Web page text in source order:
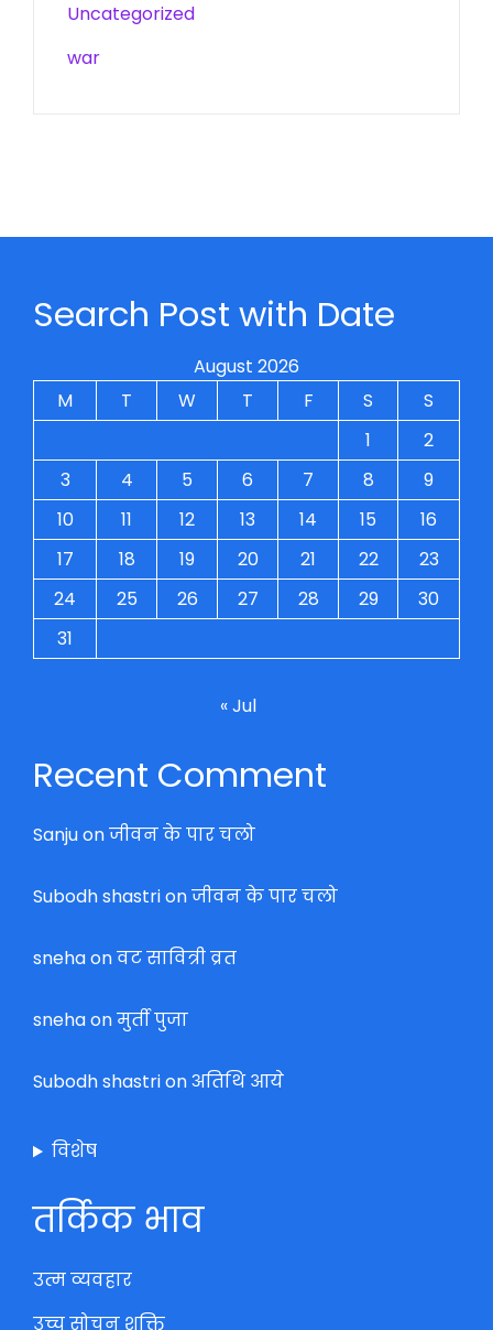
Uncategorized
war
Search Post with Date
August 2026
M
T W T F S
S
1
2
3
4 5 6 7 8
9
10
11 12 13 14 15
16
17
18 19 20 21 22
23
24
25 26 27 28 29
30
31
« Jul
Recent Comment
Sanjuonजीवन के पार चलो
Subodh shastrionजीवन के पार चलो
snehaonवट सावित्री व्रत
snehaonमुर्ती पुजा
Subodh shastrionअतिथि आये
विशेष
तर्किक भाव
उत्म व्यवहार
उच्च सोचन शक्ति